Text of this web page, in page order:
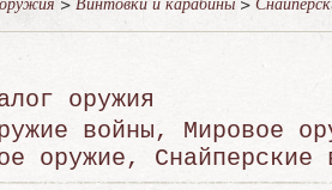
оружия
войны, Мировое
оружие, Снайперские